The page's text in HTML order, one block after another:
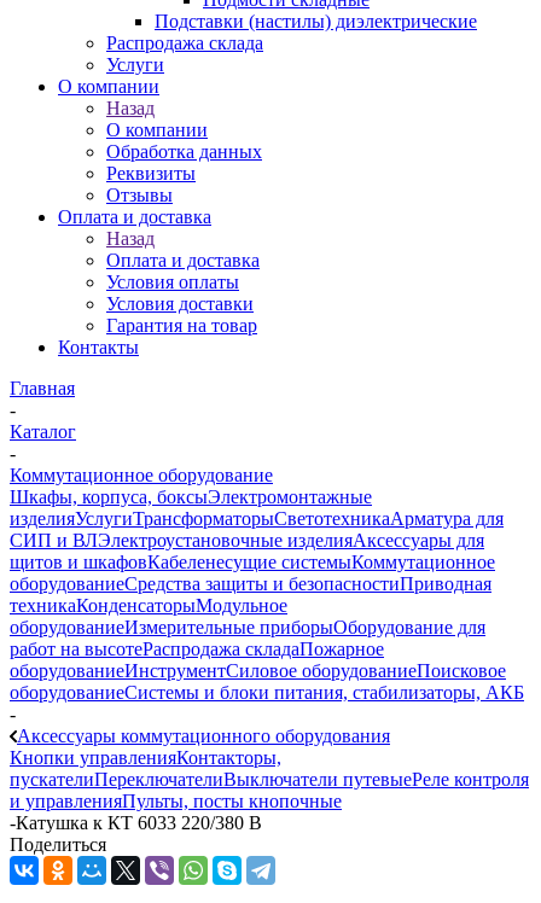
Подставки (настилы) диэлектрические
Распродажа склада
Услуги
О компании
Назад
О компании
Обработка данных
Реквизиты
Отзывы
Оплата и доставка
Назад
Оплата и доставка
Условия оплаты
Условия доставки
Гарантия на товар
Контакты
Главная
-
Каталог
-
Коммутационное оборудование
Шкафы, корпуса, боксыЭлектромонтажные
изделияУслугиТрансформаторыСветотехникаАрматура для
СИП и ВЛЭлектроустановочные изделияАксессуары для
щитов и шкафовКабеленесущие системыКоммутационное
оборудованиеСредства защиты и безопасностиПриводная
техникаКонденсаторыМодульное
оборудованиеИзмерительные приборыОборудование для
работ на высотеРаспродажа складаПожарное
оборудованиеИнструментСиловое оборудованиеПоисковое
оборудованиеСистемы и блоки питания, стабилизаторы, АКБ
-
Аксессуары коммутационного оборудования
Кнопки управленияКонтакторы,
пускателиПереключателиВыключатели путевыеРеле контроля
и управленияПульты, посты кнопочные
-Катушка к КТ 6033 220/380 В
Поделиться